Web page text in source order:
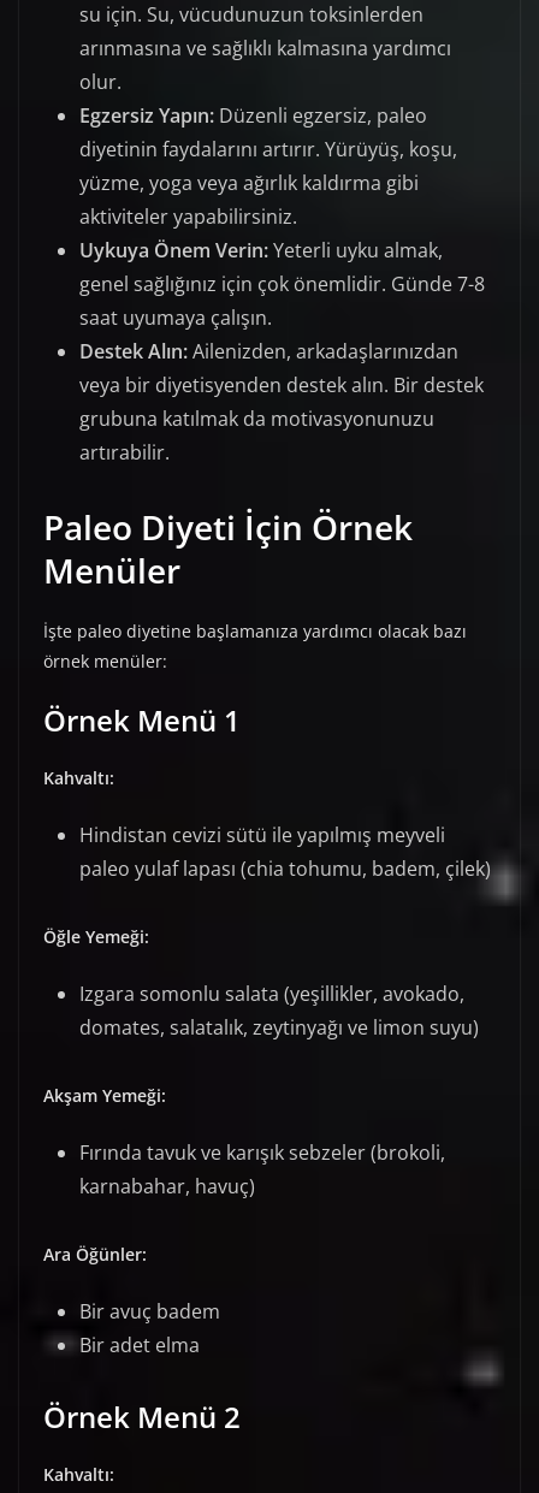
su için. Su, vücudunuzun toksinlerden
arınmasına ve sağlıklı kalmasına yardımcı
olur.
Egzersiz Yapın: Düzenli egzersiz, paleo
diyetinin faydalarını artırır. Yürüyüş, koşu,
yüzme, yoga veya ağırlık kaldırma gibi
aktiviteler yapabilirsiniz.
Uykuya Önem Verin:Yeterli uyku almak,
genel sağlığınız için çok önemlidir. Günde 7-8
saat uyumaya çalışın.
Destek Alın:Ailenizden, arkadaşlarınızdan
veya bir diyetisyenden destek alın. Bir destek
grubuna katılmak da motivasyonunuzu
artırabilir.
Paleo Diyeti İçin Örnek
Menüler
İşte paleo diyetine başlamanıza yardımcı olacak bazı
örnek menüler:
Örnek Menü 1
Kahvaltı:
Hindistan cevizi sütü ile yapılmış meyveli
paleo yulaf lapası (chia tohumu, badem, çilek)
Öğle Yemeği:
Izgara somonlu salata (yeşillikler, avokado,
domates, salatalık, zeytinyağı ve limon suyu)
Akşam Yemeği:
Fırında tavuk ve karışık sebzeler (brokoli,
karnabahar, havuç)
Ara Öğünler:
Bir avuç badem
Bir adet elma
Örnek Menü 2
Kahvaltı: